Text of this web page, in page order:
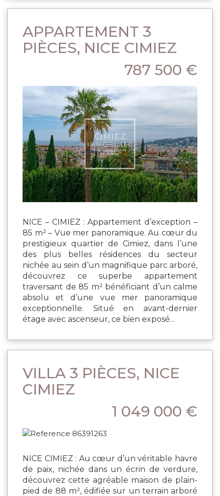
APPARTEMENT 3
PIÈCES, NICE CIMIEZ
787 500 €
NICE – CIMIEZ : Appartement d’exception –
85 m² – Vue mer panoramique. Au cœur du
prestigieux quartier de Cimiez, dans l’une
des plus belles résidences du secteur
nichée au sein d’un magnifique parc arboré,
découvrez ce superbe appartement
traversant de 85 m² bénéficiant d’un calme
absolu et d’une vue mer panoramique
exceptionnelle. Situé en avant-dernier
étage avec ascenseur, ce bien exposé...
VILLA 3 PIÈCES, NICE
CIMIEZ
1 049 000 €
NICE CIMIEZ : Au cœur d’un véritable havre
de paix, nichée dans un écrin de verdure,
découvrez cette agréable maison de plain-
pied de 88 m², édifiée sur un terrain arboré